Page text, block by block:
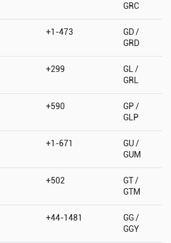
GRC
+1-473
GD /
GRD
+299
GL /
GRL
+590
GP /
GLP
+1-671
GU /
GUM
+502
GT /
GTM
+44-1481
GG /
GGY